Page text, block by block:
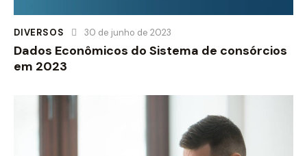
DIVERSOS 30 de junho de 2023
Dados Econômicos do Sistema de consórcios
em 2023